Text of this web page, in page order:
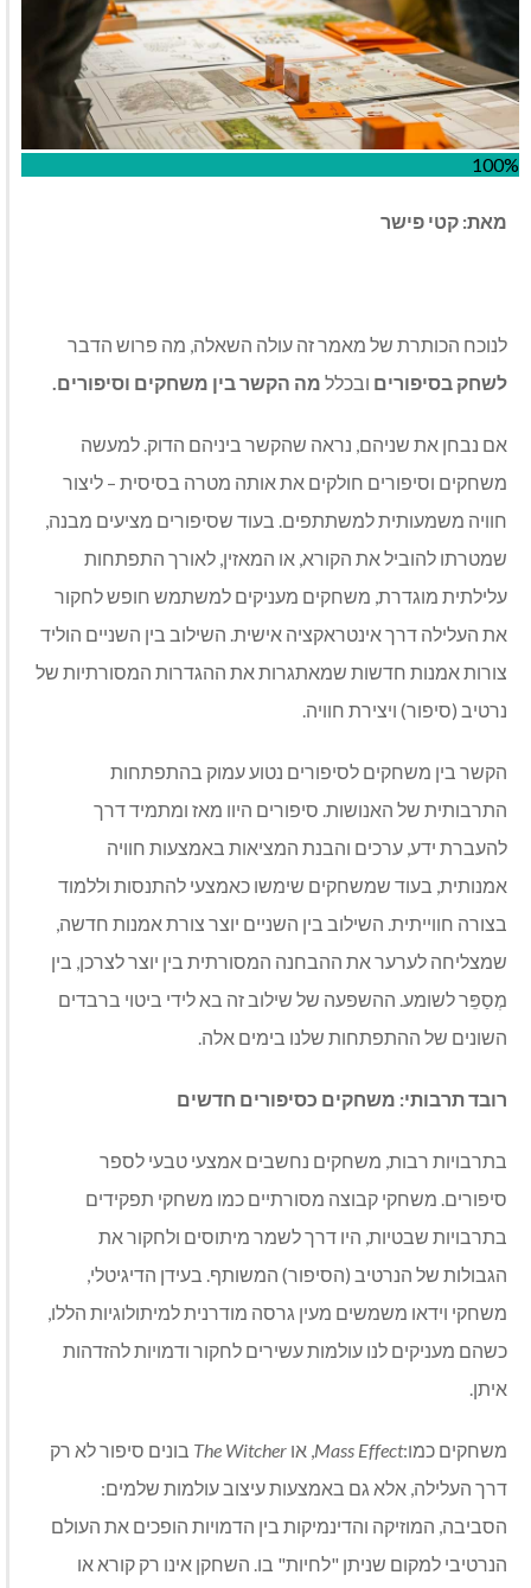
100%
מאת: קטי פישר
לנוכח הכותרת של מאמר זה עולה השאלה, מה פרוש הדבר
לשחק בסיפורים ובכלל מה הקשר בין משחקים וסיפורים.
אם נבחן את שניהם, נראה שהקשר ביניהם הדוק. למעשה
משחקים וסיפורים חולקים את אותה מטרה בסיסית – ליצור
חוויה משמעותית למשתתפים. בעוד שסיפורים מציעים מבנה,
שמטרתו להוביל את הקורא, או המאזין, לאורך התפתחות
עלילתית מוגדרת, משחקים מעניקים למשתמש חופש לחקור
את העלילה דרך אינטראקציה אישית. השילוב בין השניים הוליד
צורות אמנות חדשות שמאתגרות את ההגדרות המסורתיות של
נרטיב (סיפור) ויצירת חוויה.
הקשר בין משחקים לסיפורים נטוע עמוק בהתפתחות
התרבותית של האנושות. סיפורים היוו מאז ומתמיד דרך
להעברת ידע, ערכים והבנת המציאות באמצעות חוויה
אמנותית, בעוד שמשחקים שימשו כאמצעי להתנסות וללמוד
בצורה חווייתית. השילוב בין השניים יוצר צורת אמנות חדשה,
שמצליחה לערער את ההבחנה המסורתית בין יוצר לצרכן, בין
מְסַפֵּר לשומע. ההשפעה של שילוב זה בא לידי ביטוי ברבדים
השונים של ההתפתחות שלנו בימים אלה.
רובד תרבותי: משחקים כסיפורים חדשים
בתרבויות רבות, משחקים נחשבים אמצעי טבעי לספר
סיפורים. משחקי קבוצה מסורתיים כמו משחקי תפקידים
בתרבויות שבטיות, היו דרך לשמר מיתוסים ולחקור את
הגבולות של הנרטיב (הסיפור) המשותף. בעידן הדיגיטלי,
משחקי וידאו משמשים מעין גרסה מודרנית למיתולוגיות הללו,
כשהם מעניקים לנו עולמות עשירים לחקור ודמויות להזדהות
איתן.
משחקים כמו:Mass Effect, או The Witcher בונים סיפור לא רק
דרך העלילה, אלא גם באמצעות עיצוב עולמות שלמים:
הסביבה, המוזיקה והדינמיקות בין הדמויות הופכים את העולם
הנרטיבי למקום שניתן "לחיות" בו. השחקן אינו רק קורא או